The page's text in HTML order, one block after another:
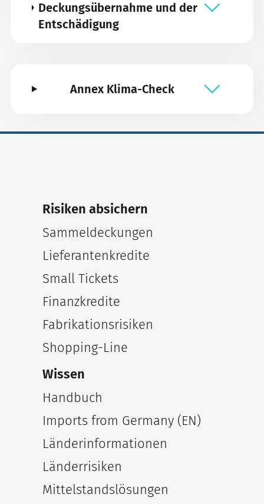
Deckungsübernahme und der
Entschädigung
Annex Klima-Check
Risiken absichern
Sammeldeckungen
Lieferantenkredite
Small Tickets
Finanzkredite
Fabrikationsrisiken
Shopping-Line
Wissen
Handbuch
Imports from Germany (EN)
Länderinformationen
Länderrisiken
Mittelstandslösungen